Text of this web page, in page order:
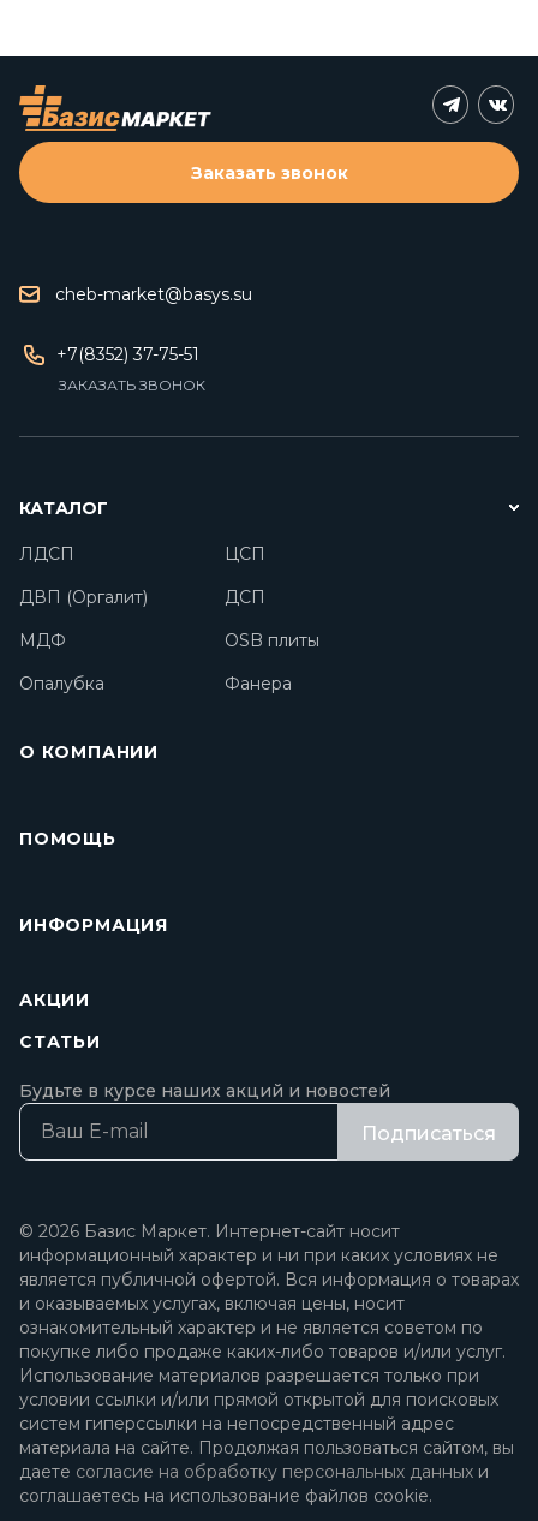
cheb-market@basys.su
+7(8352) 37-75-51
ЗАКАЗАТЬ ЗВОНОК
Заказать звонок
КАТАЛОГ
ЛДСП
ЦСП
ДВП (Оргалит)
ДСП
МДФ
OSB плиты
Опалубка
Фанера
О КОМПАНИИ
ПОМОЩЬ
ИНФОРМАЦИЯ
АКЦИИ
СТАТЬИ
Будьте в курсе наших акций и новостей
Подписаться
© 2026 Базис Маркет. Интернет-сайт носит
информационный характер и ни при каких условиях не
является публичной офертой. Вся информация о товарах
и оказываемых услугах, включая цены, носит
ознакомительный характер и не является советом по
покупке либо продаже каких-либо товаров и/или услуг.
Использование материалов разрешается только при
условии ссылки и/или прямой открытой для поисковых
систем гиперссылки на непосредственный адрес
материала на сайте. Продолжая пользоваться сайтом, вы
даете согласие на обработку персональных данных и
соглашаетесь на использование файлов cookie.